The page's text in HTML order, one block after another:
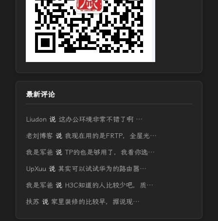
最新评论
Liudon 说 这办公环境非常不错了啊 …
老刘博客 说 我现在用的是FRTP，全屋光…
我是军爸 说 TP的也是够用了，我看你选…
UpXuu 说 其实可以试试华为的路由器…
我是军爸 说 H3C知道的人比较少吧，质…
扶苏 说 家里装修的比较早，据说现…